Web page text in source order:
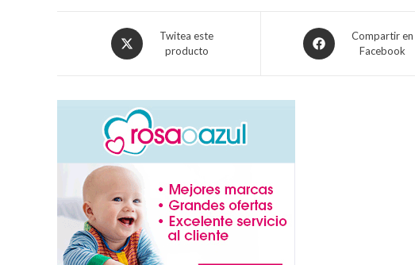
Twitea este
producto
Compartir en
Facebook